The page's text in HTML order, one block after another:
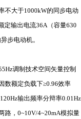
不大于1000kW的同步电动
定输出电流36A（容量630
步电动机。
调制技术空间矢量控制
数额定负载下≥0.96效率
输出频率分辩率0.01Hz
路，0~10V/4~20mA模拟量